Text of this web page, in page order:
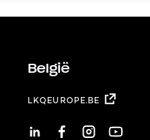
België
LKQEUROPE.BE
LINKEDINFACEBOOKINSTAGRAM
YOUTUBE